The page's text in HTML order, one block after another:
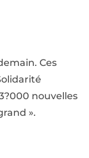
Ces
nouvelles
».